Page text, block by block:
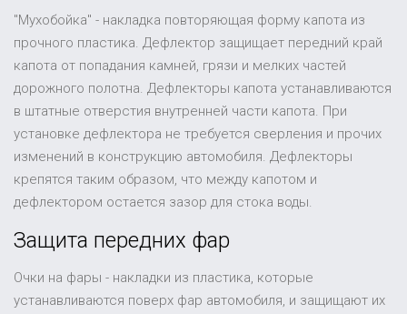
"Мухобойка" - накладка повторяющая форму капота из
прочного пластика. Дефлектор защищает передний край
капота от попадания камней, грязи и мелких частей
дорожного полотна. Дефлекторы капота устанавливаются
в штатные отверстия внутренней части капота. При
установке дефлектора не требуется сверления и прочих
изменений в конструкцию автомобиля. Дефлекторы
крепятся таким образом, что между капотом и
дефлектором остается зазор для стока воды.
Защита передних фар
Очки на фары - накладки из пластика, которые
устанавливаются поверх фар автомобиля, и защищают их